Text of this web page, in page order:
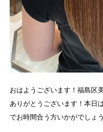
おはようございます！福島区
ありがとうございます！本日
でお時間合う方いかがでしょ